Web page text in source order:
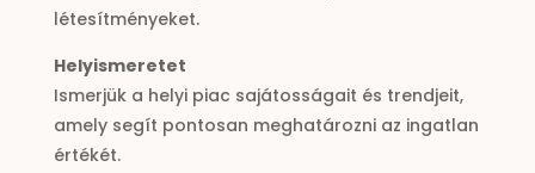
létesítményeket.
Helyismeretet
Ismerjük a helyi piac sajátosságait és trendjeit,
amely segít pontosan meghatározni az ingatlan
értékét.